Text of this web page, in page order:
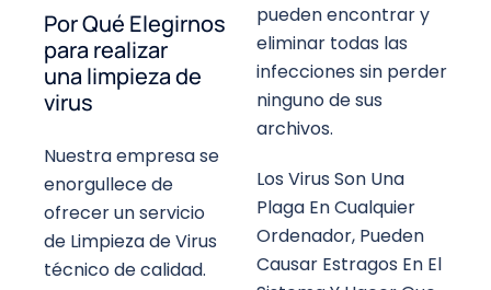
Por Qué Elegirnos
para realizar
una limpieza de
virus
Nuestra empresa se
enorgullece de
ofrecer un servicio
de Limpieza de Virus
técnico de calidad.
pueden encontrar y
eliminar todas las
infecciones sin perder
ninguno de sus
archivos.
Los Virus Son Una
Plaga En Cualquier
Ordenador, Pueden
Causar Estragos En El